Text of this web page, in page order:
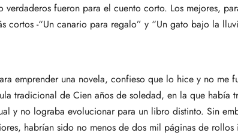
fueron para el cuento corto. Los mejores,
-“Un canario para regalo” y “Un gato bajo la
emprender una novela, confieso que lo hice y no me
tradicional de Cien años de soledad, en la que había
y no lograba evolucionar para un libro distinto. Sin
habrían sido no menos de dos mil páginas de rollos